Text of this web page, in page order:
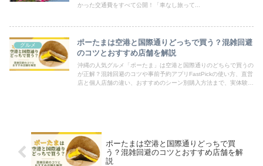
かった交通費をすべて公開！「車なし旅って...
グルメ
ポーたまは空港と国際通りどっちで買う？混雑回避
のコツとおすすめ店舗を解説
沖縄の人気グルメ「ポーたま」は空港と国際通りのどちらで買うの
が正解？混雑回避のコツや事前予約アプリFastPickの使い方、直営
店と個人店舗の違い、おすすめのシーン別購入方法まで、実体験を
ポーたまは空港と国際通りどっちで買
う？混雑回避のコツとおすすめ店舗を解
説